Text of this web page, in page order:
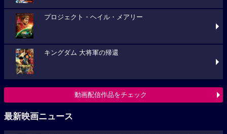
プロジェクト・ヘイル・メアリー
キングダム 大将軍の帰還
動画配信作品をチェック
最新映画ニュース